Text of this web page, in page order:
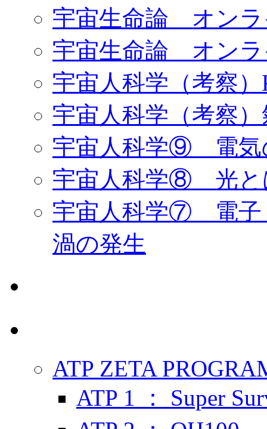
宇宙生命論 オン
宇宙生命論 オン
宇宙人科学（考察
宇宙人科学（考察
宇宙人科学⑨ 電気
宇宙人科学⑧ 光と
宇宙人科学⑦ 電子
渦の発生
ATP ZETA
ATP 1 ： Super